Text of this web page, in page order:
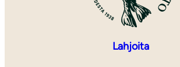
Lahjoita